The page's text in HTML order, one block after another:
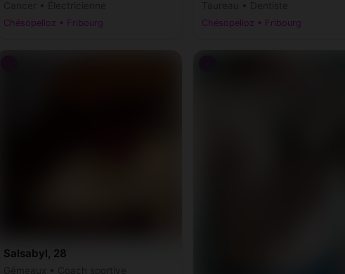
Chésopelloz • Fribourg Chésopelloz • Fribourg
Salsabyl, 28